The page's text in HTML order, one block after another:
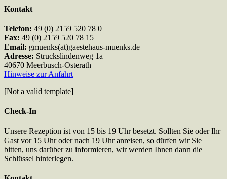
Kontakt
Telefon: 49 (0) 2159 520 78 0
Fax: 49 (0) 2159 520 78 15
Email: gmuenks(at)gaestehaus-muenks.de
Adresse: Struckslindenweg 1a
40670 Meerbusch-Osterath
Hinweise zur Anfahrt
[Not a valid template]
Check-In
Unsere Rezeption ist von 15 bis 19 Uhr besetzt. Sollten Sie oder Ihr
Gast vor 15 Uhr oder nach 19 Uhr anreisen, so dürfen wir Sie
bitten, uns darüber zu informieren, wir werden Ihnen dann die
Schlüssel hinterlegen.